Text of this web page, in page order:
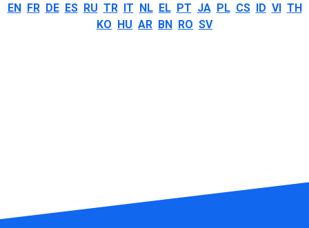
EN FR DE ES RU TR IT NL EL PT JA PL CS ID VI TH
KO HU AR BN RO SV